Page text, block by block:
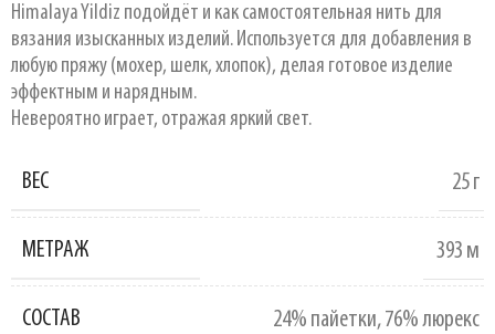
Himalaya Yildiz подойдёт и как самостоятельная нить для
вязания изысканных изделий. Используется для добавления в
любую пряжу (мохер, шелк, хлопок), делая готовое изделие
эффектным и нарядным.
Невероятно играет, отражая яркий свет.
ВЕС 25 г
МЕТРАЖ 393 м
СОСТАВ 24% пайетки,76% люрекс